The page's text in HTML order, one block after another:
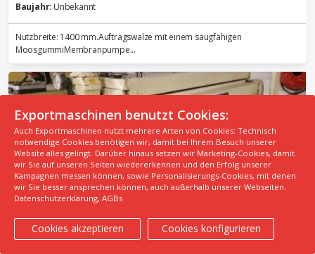
Baujahr: Unbekannt
Nutzbreite: 1400 mm.Auftragswalze mit einem saugfähigen
MoosgummiMembranpumpe...
Lackieranlagen
BÜRKLE DAL1 1300 Reverse Lackwalze
Exportmaschinen benutzt Cookies:
Auch Exportmaschinen nutzt mehrere Arten von Cookies: Technisch
notwendige Cookies benötigen wir, damit bei Ihrem Besuch unserer
Website alles gelingt. Darüber hinaus setzen wir Marketing-Cookies, damit
wir Sie auf unseren Seiten wiedererkennen und den Erfolg unserer
Kampagnen messen können, sowie Personalisierungs-Cookies, mit denen
wir Sie besser ansprechen können, auch außerhalb unserer Webseiten.
Datenschutzerklärung, AGBs
Cookies akzeptieren Cookies konfigurieren